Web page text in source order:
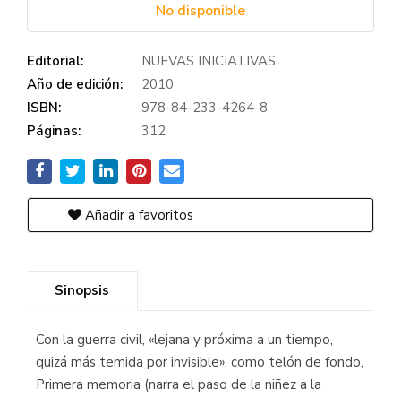
No disponible
Editorial:
NUEVAS INICIATIVAS
Año de edición:
2010
ISBN:
978-84-233-4264-8
Páginas:
312
Añadir a favoritos
Sinopsis
Con la guerra civil, «lejana y próxima a un tiempo,
quizá más temida por invisible», como telón de fondo,
Primera memoria (narra el paso de la niñez a la